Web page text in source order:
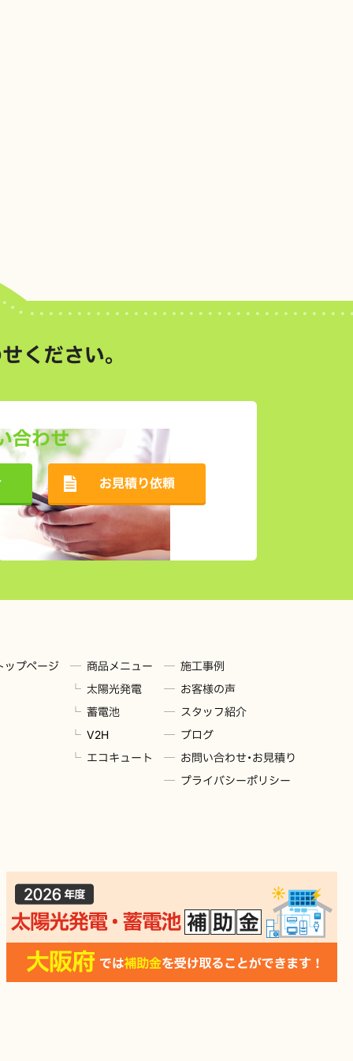
ください。
合わせ
お見積り依頼
ップページ 商品メニュー
太陽光発電
蓄電池
V2H
エコキュート
施工事例
お客様の声
スタッフ紹介
ブログ
お問い合わせ・お見積り
プライバシーポリシー